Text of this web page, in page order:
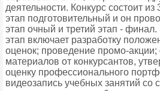
деятельности. Конкурс состоит
этап подготовительный и он
этап очный и третий этап -
этап включает разработку
оценок; проведение промо-акции;
материалов от конкурсантов,
оценку профессионального
видеозапись учебных занятий со